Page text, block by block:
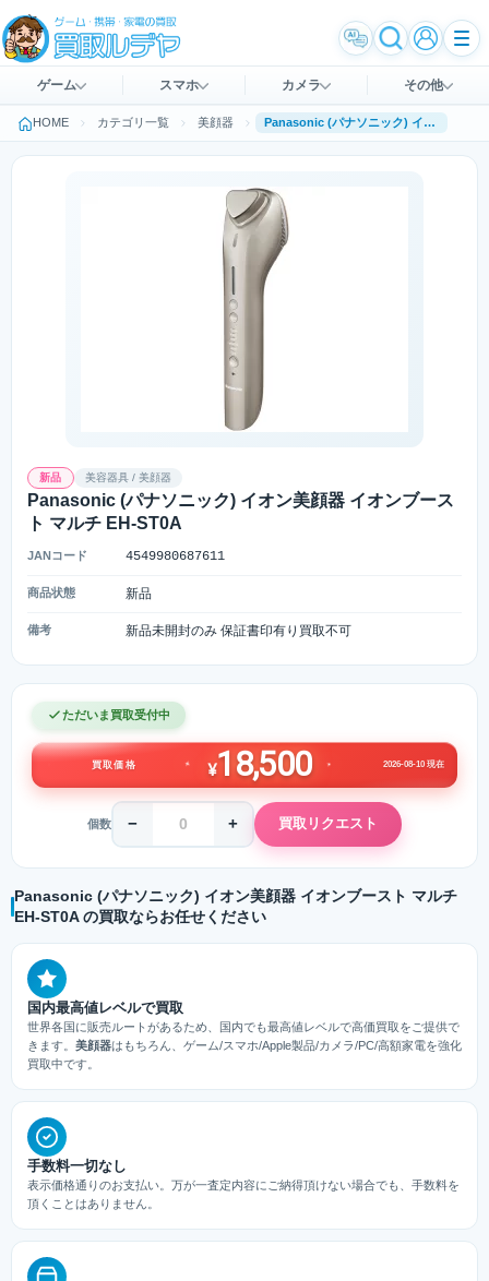
ゲーム スマホ カメラ その他
HOME カテゴリ一覧 美顔器 Panasonic (パナソニック) イオン美顔器 イオンブースト マルチ EH-ST0A
新品 美容器具 / 美顔器
Panasonic (パナソニック) イオン美顔器 イオンブース
ト マルチ EH-ST0A
JANコード 4549980687611
商品状態 新品
備考 新品未開封のみ 保証書印有り買取不可
ただいま買取受付中
買取価格 ¥18,500 2026-08-10 現在
個数 − + 買取リクエスト
Panasonic (パナソニック) イオン美顔器 イオンブースト マルチ
EH-ST0A の買取ならお任せください
国内最高値レベルで買取
世界各国に販売ルートがあるため、国内でも最高値レベルで高価買取をご提供で
きます。 美顔器はもちろん、ゲーム/スマホ/Apple製品/カメラ/PC/高額家電を強化
買取中です。
手数料一切なし
表示価格通りのお支払い。万が一査定内容にご納得頂けない場合でも、手数料を
頂くことはありません。